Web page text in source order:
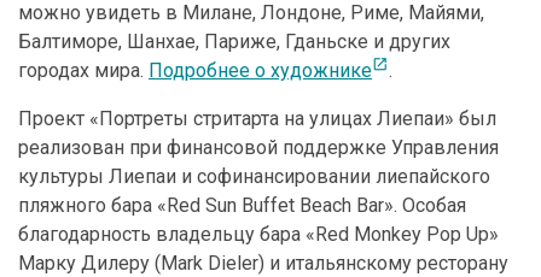
можно увидеть в Милане, Лондоне, Риме, Майями,
Балтиморе, Шанхае, Париже, Гданьске и других
городах мира. Подробнее о художникеopen_in_new.
Проект «Портреты стритарта на улицах Лиепаи» был
реализован при финансовой поддержке Управления
культуры Лиепаи и софинансировании лиепайского
пляжного бара «Red Sun Buffet Beach Bar». Особая
благодарность владельцу бара «Red Monkey Pop Up»
Марку Дилеру (Mark Dieler) и итальянскому ресторану